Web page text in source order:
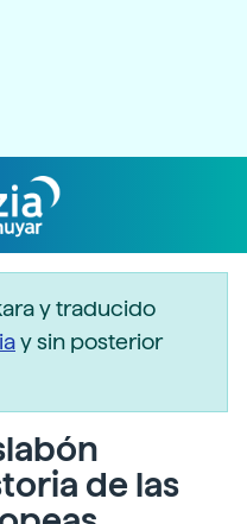
y traducido
y sin posterior
de las